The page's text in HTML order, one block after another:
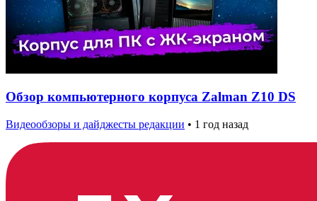
Обзор компьютерного корпуса Zalman Z10 DS
Видеообзоры и дайджесты редакции • 1 год назад